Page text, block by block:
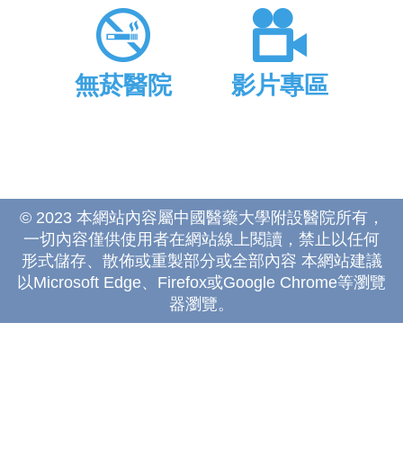
無菸醫院 影片專區
© 2023 本網站內容屬中國醫藥大學附設醫院所有，
一切內容僅供使用者在網站線上閱讀，禁止以任何
形式儲存、散佈或重製部分或全部內容 本網站建議
以Microsoft Edge、Firefox或Google Chrome等瀏覽
器瀏覽。